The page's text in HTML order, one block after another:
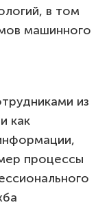
в том
машинного
из
как
процессы